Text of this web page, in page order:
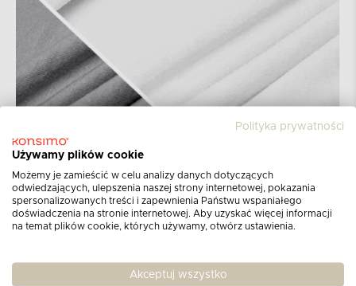
Polityka prywatności
Używamy plików cookie
Możemy je zamieścić w celu analizy danych dotyczących
odwiedzających, ulepszenia naszej strony internetowej, pokazania
spersonalizowanych treści i zapewnienia Państwu wspaniałego
doświadczenia na stronie internetowej. Aby uzyskać więcej informacji
na temat plików cookie, których używamy, otwórz ustawienia.
Akceptuj wszystko